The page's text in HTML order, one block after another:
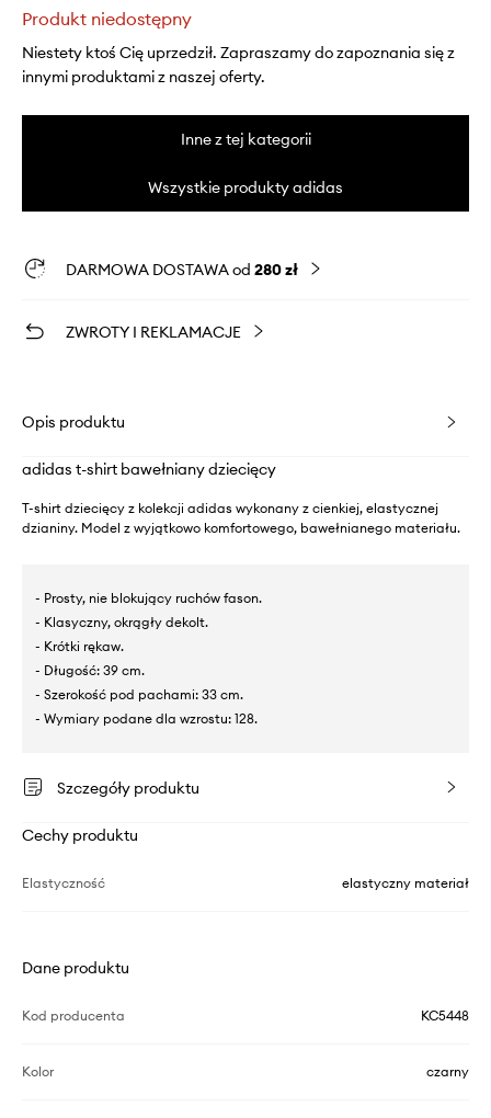
Produkt niedostępny
Niestety ktoś Cię uprzedził. Zapraszamy do zapoznania się z
innymi produktami z naszej oferty.
Inne z tej kategorii
Wszystkie produkty adidas
DARMOWA DOSTAWA od 280 zł
ZWROTY I REKLAMACJE
Opis produktu
adidas t-shirt bawełniany dziecięcy
T-shirt dziecięcy z kolekcji adidas wykonany z cienkiej, elastycznej
dzianiny. Model z wyjątkowo komfortowego, bawełnianego materiału.
- Prosty, nie blokujący ruchów fason.
- Klasyczny, okrągły dekolt.
- Krótki rękaw.
- Długość: 39 cm.
- Szerokość pod pachami: 33 cm.
- Wymiary podane dla wzrostu: 128.
Szczegóły produktu
Cechy produktu
Elastyczność elastyczny materiał
Dane produktu
Kod producenta KC5448
Kolor czarny